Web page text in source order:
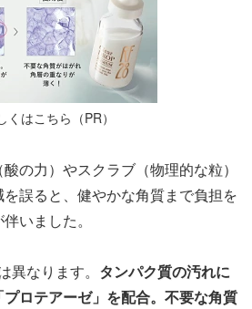
くはこちら（PR）
の力）やスクラブ（物理的な粒）
誤ると、健やかな角質まで負担を
いました。
異なります。 タンパク質の汚れに
ロテアーゼ」を配合。不要な角質